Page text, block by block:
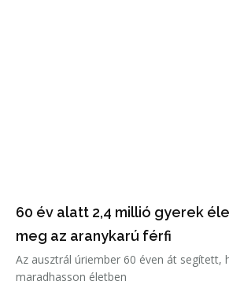
60 év alatt 2,4 millió gyerek
meg az aranykarú férfi
Az ausztrál úriember 60 éven át segített,
maradhasson életben